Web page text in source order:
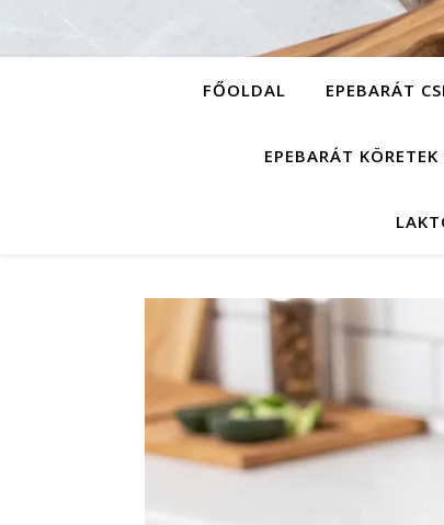
FŐOLDAL EPEBARÁT
EPEBARÁT